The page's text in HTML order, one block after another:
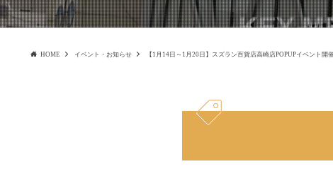
HOME イベント・お知らせ 【1月14日～1月20日】スズラン百貨店高崎店POPUPイベント開催